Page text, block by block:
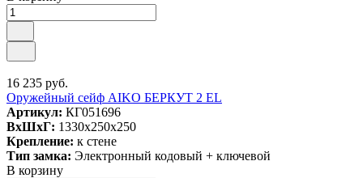
16 235 руб.
Оружейный сейф AIKO БЕРКУТ 2 EL
Артикул: КГ051696
ВxШxГ: 1330x250x250
Крепление: к стене
Тип замка: Электронный кодовый + ключевой
В корзину